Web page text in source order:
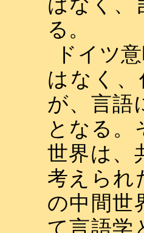
る。
ドイツ
はなく
が、言語
となる
世界は、
考えられ
の中間世
て言語学